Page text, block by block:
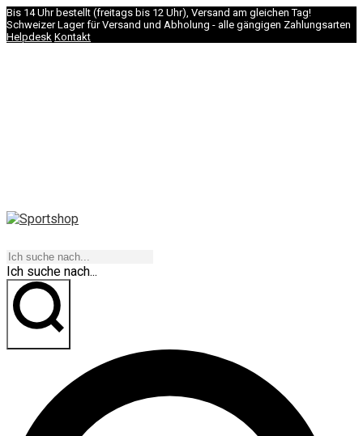
Bis 14 Uhr bestellt (freitags bis 12 Uhr), Versand am gleichen Tag!
Schweizer Lager für Versand und Abholung - alle gängigen Zahlungsarten
Helpdesk Kontakt
Ich suche nach...